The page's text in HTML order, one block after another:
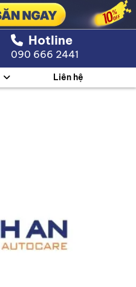
Hotline
090 666 2441
Liên hệ